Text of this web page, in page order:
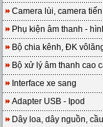
Camera lùi, camera
Phụ kiện âm thanh -
Bộ chia kênh, ĐK
Bộ xử lý âm thanh cao
Interface xe sang
Adapter USB - Ipod
Dây loa, dây nguồn,